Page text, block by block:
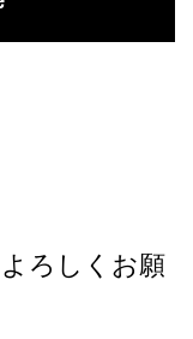
ろしくお願